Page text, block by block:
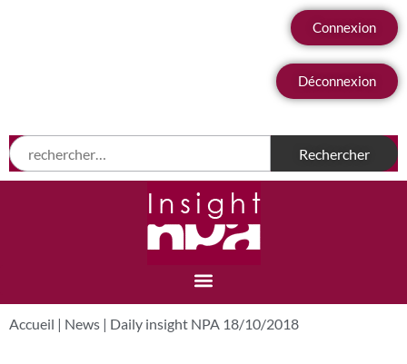
Connexion
Déconnexion
Accueil | News | Daily insight NPA 18/10/2018